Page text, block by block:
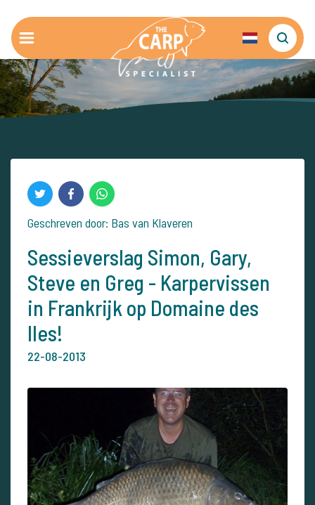
Geschreven door: Bas van Klaveren
Sessieverslag Simon, Gary,
Steve en Greg - Karpervissen
in Frankrijk op Domaine des
Iles!
22-08-2013